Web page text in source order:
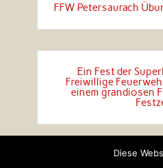
FFW Petersaurach
Ein Fest der
Freiwillige
einem grandiosen
WordPress und
Diese